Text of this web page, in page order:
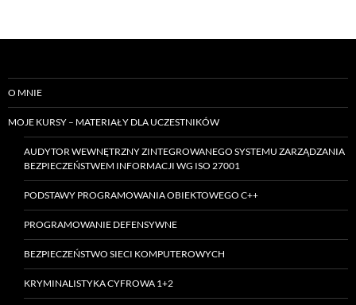
O MNIE
MOJE KURSY – MATERIAŁY DLA UCZESTNIKÓW
AUDYTOR WEWNĘTRZNY ZINTEGROWANEGO SYSTEMU ZARZĄDZANIA
BEZPIECZEŃSTWEM INFORMACJI WG ISO 27001
PODSTAWY PROGRAMOWANIA OBIEKTOWEGO C++
PROGRAMOWANIE DEFENSYWNE
BEZPIECZEŃSTWO SIECI KOMPUTEROWYCH
KRYMINALISTYKA CYFROWA 1+2